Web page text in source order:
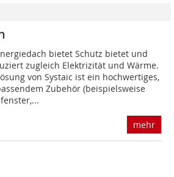
bietet Schutz bietet und
zugleich Elektrizität und Wärme.
von Systaic ist ein hochwertiges,
Zubehör (beispielsweise
mehr